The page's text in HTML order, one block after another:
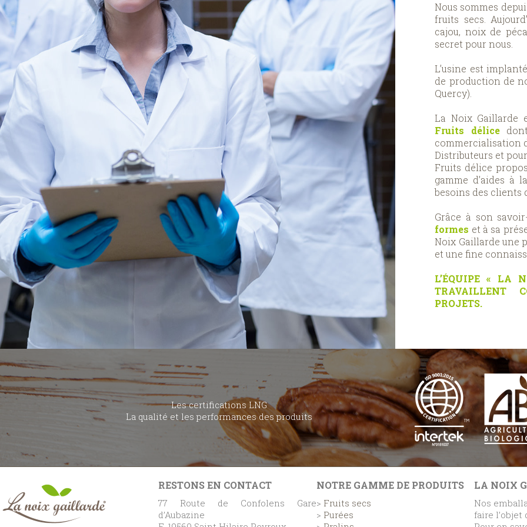
Nous sommes
fruits secs.
cajou, noix de
secret pour nous.
L’usine est
de production de
Quercy).
La Noix Gaillarde
Fruits délicedont
commercialisation
Distributeurs et
Fruits délice
gamme d’aides à
besoins des clients
Grâce à son
formes et à sa
Noix Gaillarde une
et une fine
L’ÉQUIPE « LA
TRAVAILLENT
PROJETS.
Les certifications LNG
La qualité et les performances des produits
RESTONS EN CONTACT
77 Route de Confolens Gare
d’Aubazine
NOTRE GAMME DE PRODUITS
> Fruits secs
> Purées
LA NOIX
Nos
faire l’objet